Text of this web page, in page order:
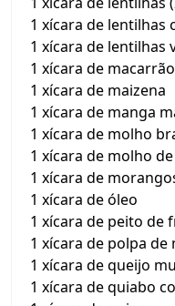
1 xícara de lentilhas
1 xícara de lentilhas
1 xícara de
1 xícara de maizena
1 xícara de manga
1 xícara de molho
1 xícara de molho
1 xícara de
1 xícara de óleo
1 xícara de peito de
1 xícara de polpa de
1 xícara de queijo
1 xícara de quiabo